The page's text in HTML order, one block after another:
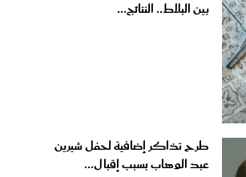
بين البلاط.. النتائج...
طرح تذاكر إضافية لحفل شيرين
عبد الوهاب بسبب إقبال...